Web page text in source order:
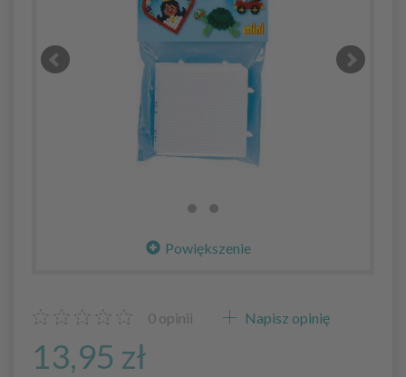
Powiększenie
0 opinii Napisz opinię
13,95 zł